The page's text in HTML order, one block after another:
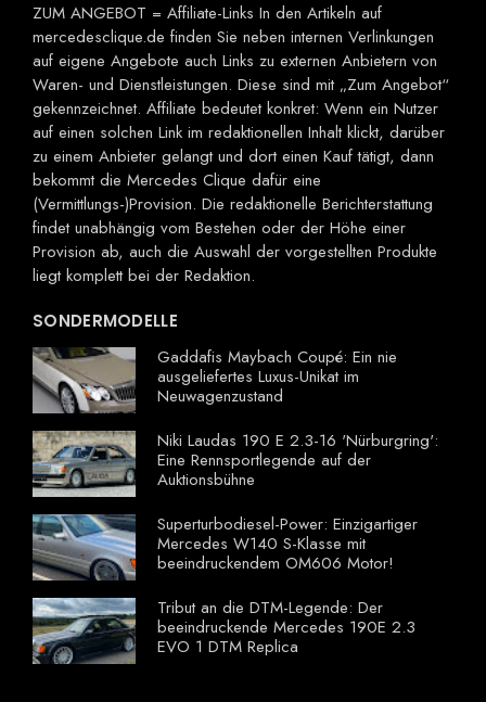
ZUM ANGEBOT = Affiliate-Links In den Artikeln auf
mercedesclique.de finden Sie neben internen Verlinkungen
auf eigene Angebote auch Links zu externen Anbietern von
Waren- und Dienstleistungen. Diese sind mit „Zum Angebot“
gekennzeichnet. Affiliate bedeutet konkret: Wenn ein Nutzer
auf einen solchen Link im redaktionellen Inhalt klickt, darüber
zu einem Anbieter gelangt und dort einen Kauf tätigt, dann
bekommt die Mercedes Clique dafür eine
(Vermittlungs-)Provision. Die redaktionelle Berichterstattung
findet unabhängig vom Bestehen oder der Höhe einer
Provision ab, auch die Auswahl der vorgestellten Produkte
liegt komplett bei der Redaktion.
SONDERMODELLE
Gaddafis Maybach Coupé: Ein nie
ausgeliefertes Luxus-Unikat im
Neuwagenzustand
Niki Laudas 190 E 2.3-16 'Nürburgring':
Eine Rennsportlegende auf der
Auktionsbühne
Superturbodiesel-Power: Einzigartiger
Mercedes W140 S-Klasse mit
beeindruckendem OM606 Motor!
Tribut an die DTM-Legende: Der
beeindruckende Mercedes 190E 2.3
EVO 1 DTM Replica